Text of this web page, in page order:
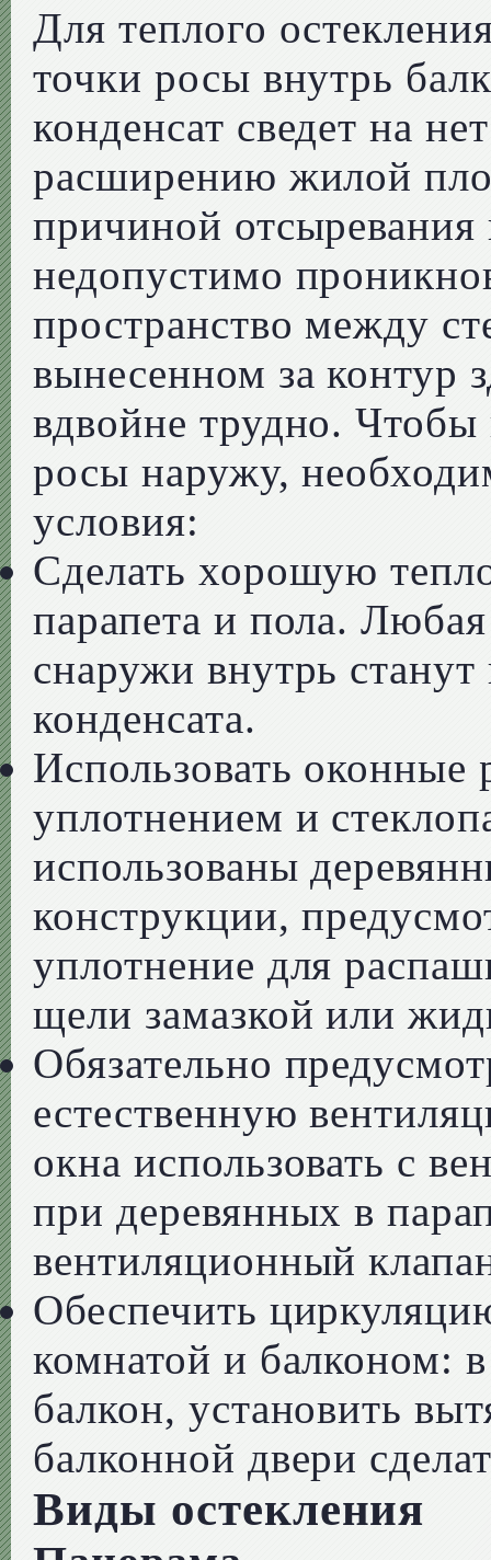
Для теплого
точки росы внутрь
конденсат сведет на
расширению жилой
причиной
недопустимо
пространство между
вынесенном за контур
вдвойне трудно. Чтобы
росы наружу,
условия:
Сделать хорошую
парапета и пола.
снаружи внутрь
конденсата.
Использовать
уплотнением и
использованы
конструкции,
уплотнение для
щели замазкой или
Обязательно
естественную
окна использовать с
при деревянных в
вентиляционный
Обеспечить
комнатой и балконом:
балкон, установить
балконной двери
Виды остекления